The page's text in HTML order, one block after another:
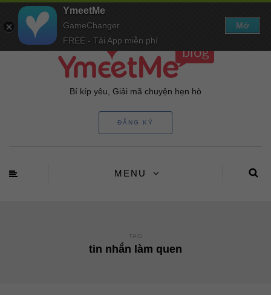
Bí kíp yêu, Giải mã chuyện hẹn hò
ĐĂNG KÝ
MENU
TAG
tin nhắn làm quen
YmeetMe
GameChanger
FREE - Tải App miễn phí
Mở